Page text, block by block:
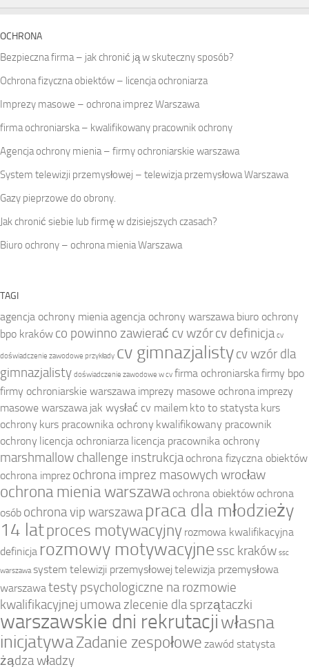
OCHRONA
Bezpieczna firma – jak chronić ją w skuteczny sposób?
Ochrona fizyczna obiektów – licencja ochroniarza
Imprezy masowe – ochrona imprez Warszawa
firma ochroniarska – kwalifikowany pracownik ochrony
Agencja ochrony mienia – firmy ochroniarskie warszawa
System telewizji przemysłowej – telewizja przemysłowa Warszawa
Gazy pieprzowe do obrony.
Jak chronić siebie lub firmę w dzisiejszych czasach?
Biuro ochrony – ochrona mienia Warszawa
TAGI
agencja ochrony mienia agencja ochrony warszawa biuro ochrony
bpo kraków co powinno zawierać cv wzórcv definicja cv
doświadczenie zawodowe przykłady cv gimnazjalistycv wzór dla
gimnazjalisty doświadczenie zawodowe w cv firma ochroniarska firmy bpo
firmy ochroniarskie warszawa imprezy masowe ochrona imprezy
masowe warszawa jak wysłać cv mailem kto to statysta kurs
ochrony kurs pracownika ochrony kwalifikowany pracownik
ochrony licencja ochroniarza licencja pracownika ochrony
marshmallow challenge instrukcja ochrona fizyczna obiektów
ochrona imprez ochrona imprez masowych wrocław
ochrona mienia warszawa ochrona obiektów ochrona
osób ochrona vip warszawa praca dla młodzieży
14 latproces motywacyjny rozmowa kwalifikacyjna
definicja rozmowy motywacyjne ssc kraków ssc
warszawa system telewizji przemysłowej telewizja przemysłowa
warszawa testy psychologiczne na rozmowie
kwalifikacyjnej umowa zlecenie dla sprzątaczki
warszawskie dni rekrutacjiwłasna
inicjatywaZadanie zespołowe zawód statysta
żądza władzy